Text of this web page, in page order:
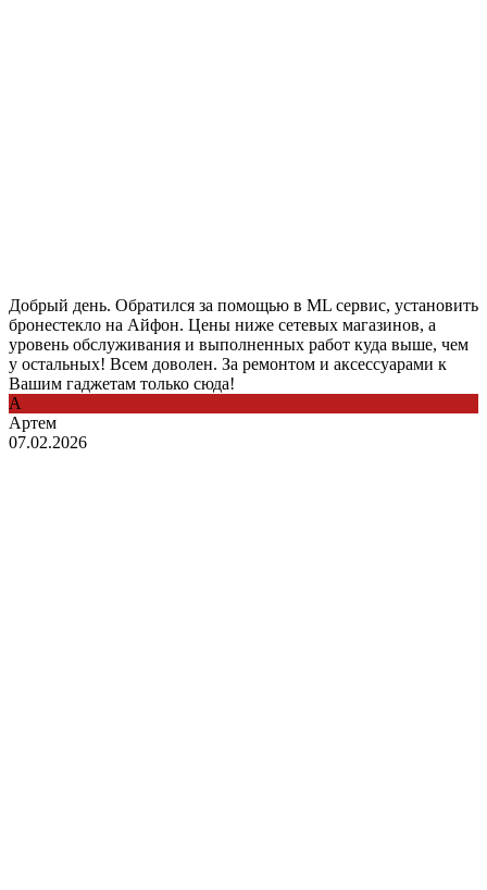
Добрый день. Обратился за помощью в ML сервис, установить
бронестекло на Айфон. Цены ниже сетевых магазинов, а
уровень обслуживания и выполненных работ куда выше, чем
у остальных! Всем доволен. За ремонтом и аксессуарами к
Вашим гаджетам только сюда!
А
Артем
07.02.2026